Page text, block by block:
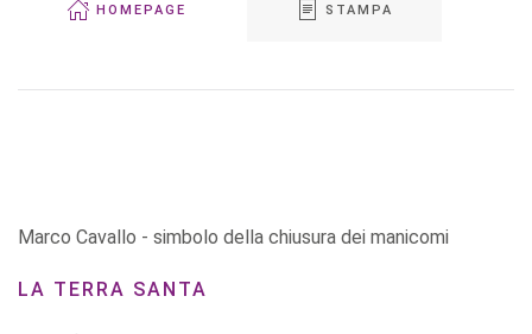
HOMEPAGE STAMPA
Marco Cavallo - simbolo della chiusura dei manicomi
LA TERRA SANTA